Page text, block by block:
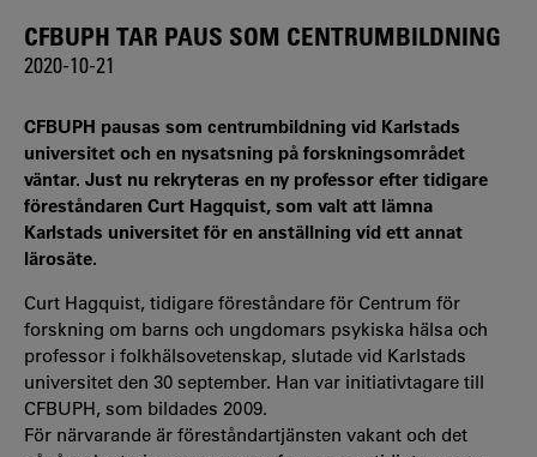
CFBUPH TAR PAUS SOM CENTRUMBILDNING
2020-10-21
CFBUPH pausas som centrumbildning vid Karlstads
universitet och en nysatsning på forskningsområdet
väntar. Just nu rekryteras en ny professor efter tidigare
föreståndaren Curt Hagquist, som valt att lämna
Karlstads universitet för en anställning vid ett annat
lärosäte.
Curt Hagquist, tidigare föreståndare för Centrum för
forskning om barns och ungdomars psykiska hälsa och
professor i folkhälsovetenskap, slutade vid Karlstads
universitet den 30 september. Han var initiativtagare till
CFBUPH, som bildades 2009.
För närvarande är föreståndartjänsten vakant och det